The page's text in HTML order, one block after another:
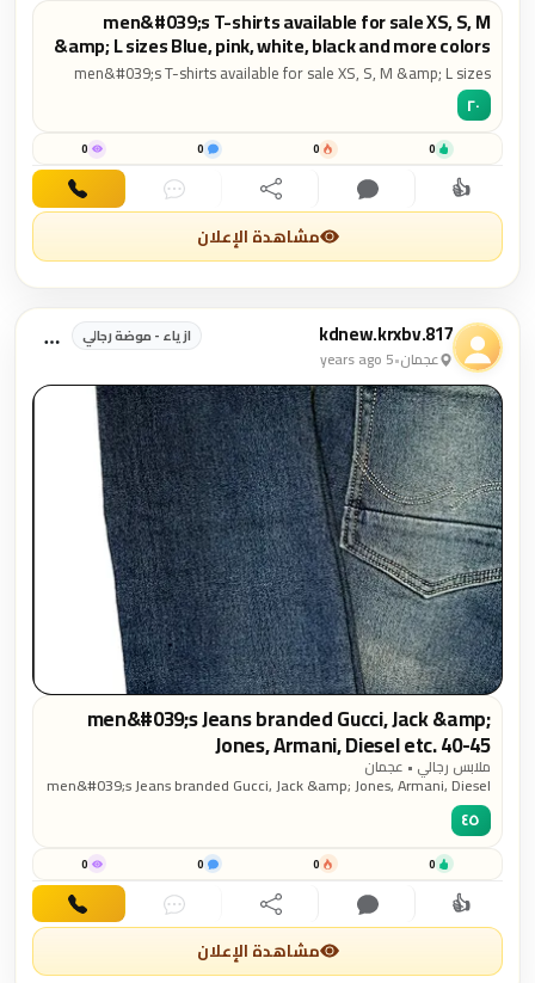
men&#039;s T-shirts available for sale XS, S, M
&amp; L sizes Blue, pink, white, black and more colors
men&#039;s T-shirts available for sale XS, S, M &amp; L sizes
Blue, pink, white, black and more colors
٢٠
0
0
0
0
👍اهتمام تعليق مشاركة دردشة اتصال
مشاهدة الإعلان
kdnew.krxbv.817
عجمان•
5 years ago
ازياء - موضة رجالي
men&#039;s Jeans branded Gucci, Jack &amp;
Jones, Armani, Diesel etc. 40-45
ملابس رجالي • عجمان
men&#039;s Jeans branded Gucci, Jack &amp; Jones, Armani, Diesel
etc. 40-45
٤٥
0
0
0
0
👍اهتمام تعليق مشاركة دردشة اتصال
مشاهدة الإعلان